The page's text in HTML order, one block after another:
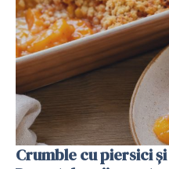
Crumble cu piersici